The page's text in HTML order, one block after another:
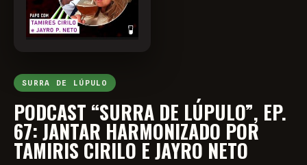
SURRA DE LÚPULO
PODCAST “SURRA DE LÚPULO”, EP.
67: JANTAR HARMONIZADO POR
TAMIRIS CIRILO E JAYRO NETO